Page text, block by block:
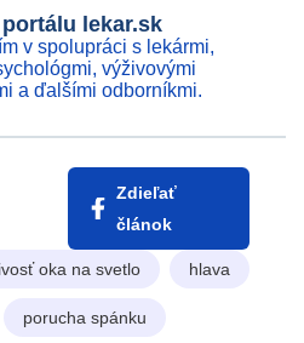
lekar.sk
v spolupráci s lekármi,
výživovými
a ďalšími odborníkmi.
Zdieľať
článok
oka na svetlo hlava
porucha spánku